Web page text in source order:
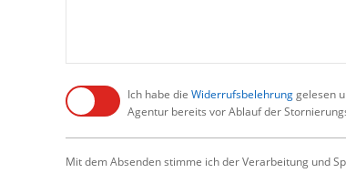
Ich habe die Widerrufsbelehrunggelesen
Agentur bereits vor Ablauf der
Mit dem Absenden stimme ich der Verarbeitung und